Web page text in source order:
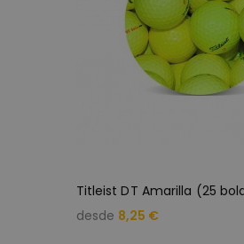
Titleist DT Amarilla (25
desde 8,25 €